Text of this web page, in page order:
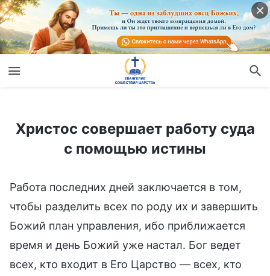
Христос совершает работу суда с помощью истины
Христос совершает работу суда
с помощью истины
Работа последних дней заключается в том,
чтобы разделить всех по роду их и завершить
Божий план управления, ибо приближается
время и день Божий уже настал. Бог ведет
всех, кто входит в Его Царство — всех, кто